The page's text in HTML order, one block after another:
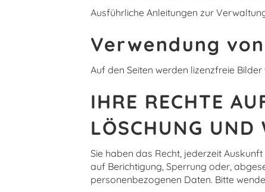
Ausführliche Anleitungen zur
Verwendung
Auf den Seiten werden lizenzfreie
IHRE RECHTE
LÖSCHUNG UND
Sie haben das Recht, jederzeit
auf Berichtigung, Sperrung oder,
personenbezogenen Daten. Bitte